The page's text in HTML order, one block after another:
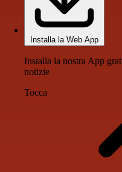
Installa la Web App
Installa la nostra App
notizie
Tocca